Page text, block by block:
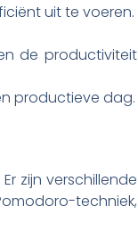
uit te voeren.
de productiviteit
productieve dag.
zijn verschillende
techniek,